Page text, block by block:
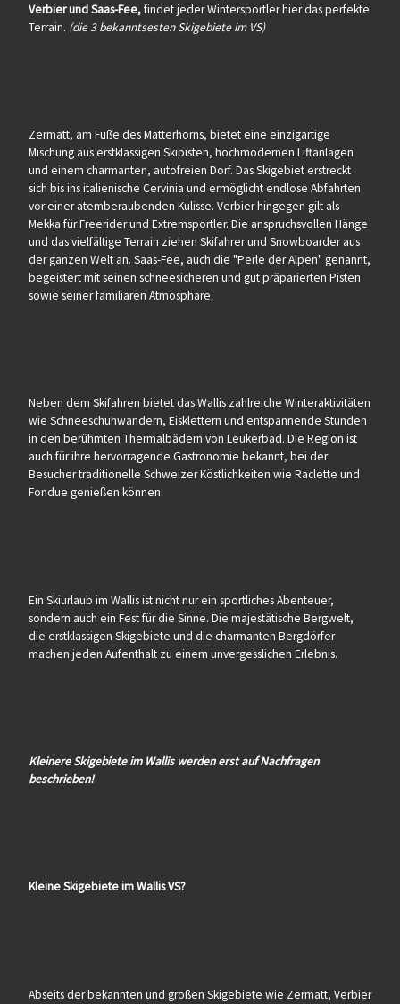
Verbier und Saas-Fee,findet jeder Wintersportler hier das perfekte
Terrain. (die 3 bekanntsesten Skigebiete im VS)
Zermatt, am Fuße des Matterhorns, bietet eine einzigartige
Mischung aus erstklassigen Skipisten, hochmodernen Liftanlagen
und einem charmanten, autofreien Dorf. Das Skigebiet erstreckt
sich bis ins italienische Cervinia und ermöglicht endlose Abfahrten
vor einer atemberaubenden Kulisse. Verbier hingegen gilt als
Mekka für Freerider und Extremsportler. Die anspruchsvollen Hänge
und das vielfältige Terrain ziehen Skifahrer und Snowboarder aus
der ganzen Welt an. Saas-Fee, auch die "Perle der Alpen" genannt,
begeistert mit seinen schneesicheren und gut präparierten Pisten
sowie seiner familiären Atmosphäre.
Neben dem Skifahren bietet das Wallis zahlreiche Winteraktivitäten
wie Schneeschuhwandern, Eisklettern und entspannende Stunden
in den berühmten Thermalbädern von Leukerbad. Die Region ist
auch für ihre hervorragende Gastronomie bekannt, bei der
Besucher traditionelle Schweizer Köstlichkeiten wie Raclette und
Fondue genießen können.
Ein Skiurlaub im Wallis ist nicht nur ein sportliches Abenteuer,
sondern auch ein Fest für die Sinne. Die majestätische Bergwelt,
die erstklassigen Skigebiete und die charmanten Bergdörfer
machen jeden Aufenthalt zu einem unvergesslichen Erlebnis.
Kleinere Skigebiete im Wallis werden erst auf Nachfragen
beschrieben!
Kleine Skigebiete im Wallis VS?
Abseits der bekannten und großen Skigebiete wie Zermatt, Verbier